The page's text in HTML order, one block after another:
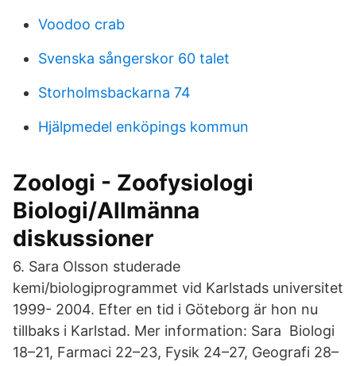
Voodoo crab
Svenska sångerskor 60 talet
Storholmsbackarna 74
Hjälpmedel enköpings kommun
Zoologi - Zoofysiologi
Biologi/Allmänna
diskussioner
6. Sara Olsson studerade
kemi/biologiprogrammet vid Karlstads universitet
1999- 2004. Efter en tid i Göteborg är hon nu
tillbaks i Karlstad. Mer information: Sara Biologi
18–21, Farmaci 22–23, Fysik 24–27, Geografi 28–